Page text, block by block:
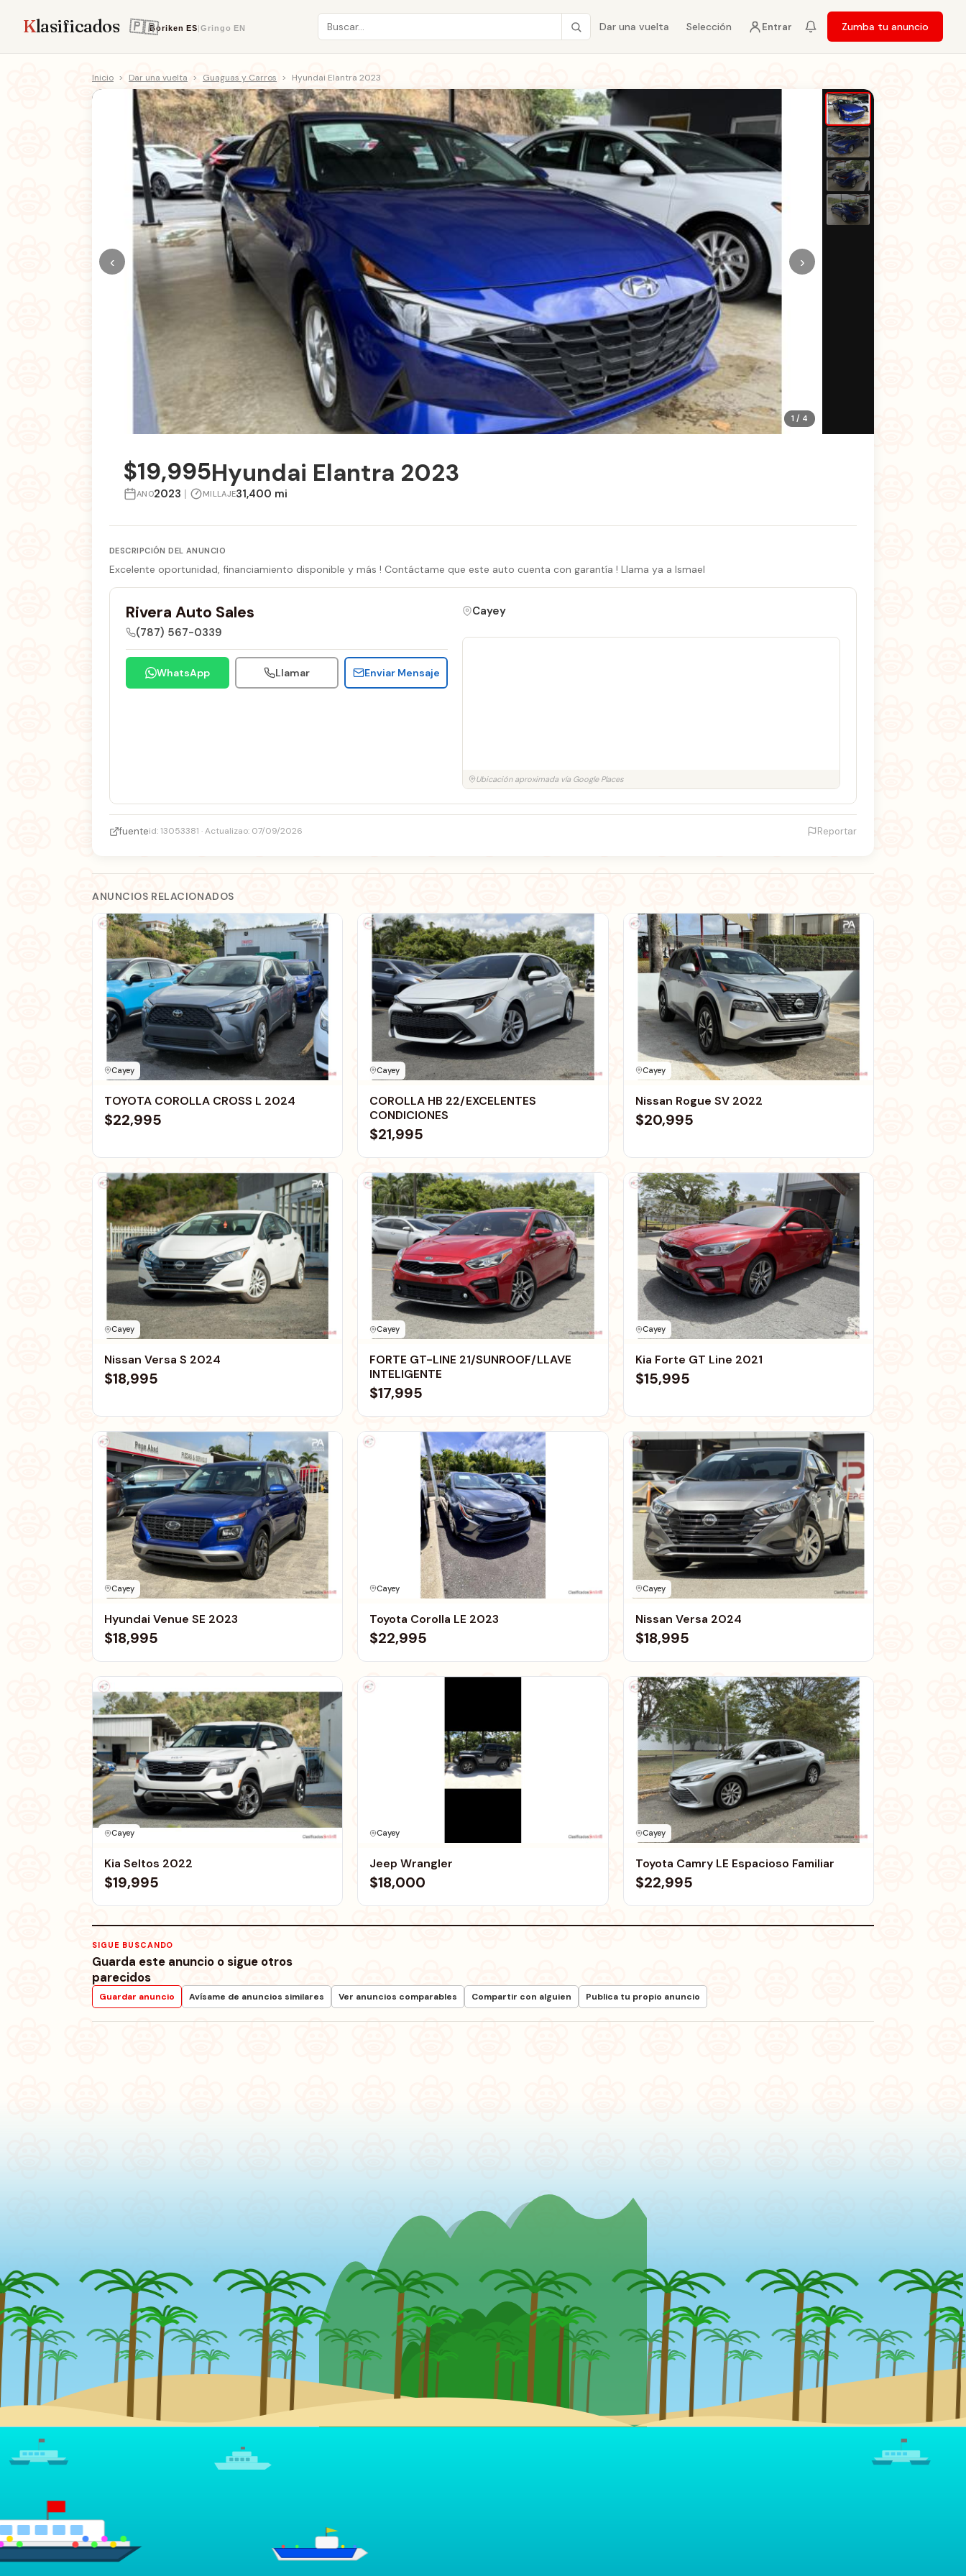
Klasificados Boriken ES|Gringo EN Dar una vuelta Selección Entrar Zumba tu anuncio
Inicio > Dar una vuelta > Guaguas y Carros > Hyundai Elantra 2023
1 / 4
‹ ›
$19,995Hyundai Elantra 2023
ANO2023 | MILLAJE31,400 mi
DESCRIPCIÓN DEL ANUNCIO
Excelente oportunidad, financiamiento disponible y más ! Contáctame que este auto cuenta con garantía ! Llama ya a Ismael
Rivera Auto Sales
(787) 567-0339
WhatsApp Llamar Enviar Mensaje
Cayey
Ubicación aproximada vía Google Places
fuenteid: 13053381 · Actualizao: 07/09/2026 Reportar
ANUNCIOS RELACIONADOS
Cayey
TOYOTA COROLLA CROSS L 2024
$22,995
Cayey
COROLLA HB 22/EXCELENTES
CONDICIONES
$21,995
Cayey
Nissan Rogue SV 2022
$20,995
Cayey
Nissan Versa S 2024
$18,995
Cayey
FORTE GT-LINE 21/SUNROOF/LLAVE
INTELIGENTE
$17,995
Cayey
Kia Forte GT Line 2021
$15,995
Cayey
Hyundai Venue SE 2023
$18,995
Cayey
Toyota Corolla LE 2023
$22,995
Cayey
Nissan Versa 2024
$18,995
Cayey
Kia Seltos 2022
$19,995
Cayey
Jeep Wrangler
$18,000
Cayey
Toyota Camry LE Espacioso Familiar
$22,995
SIGUE BUSCANDO
Guarda este anuncio o sigue otros
parecidos
Guardar anuncio Avísame de anuncios similares Ver anuncios comparables Compartir con alguien Publica tu propio anuncio